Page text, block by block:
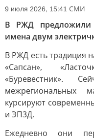
9 июля 2026, 15:41 СМИ
В РЖД предложили
имена двум
В РЖД есть традиция
«Сапсан»,
«Буревестник».
межрегиональных
курсируют
и ЭП3Д.
Ежедневно они